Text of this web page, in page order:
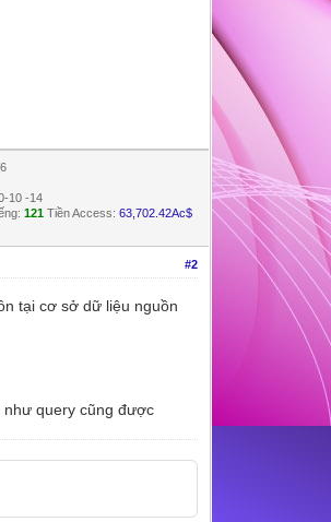
10 -14
121 Tiền Access: 63,702.42Ac$
#2
tại cơ sở dữ liệu nguồn
như query cũng được